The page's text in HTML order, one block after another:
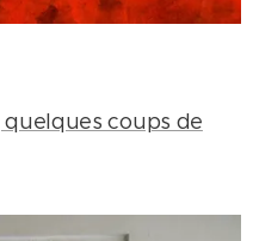
quelques coups de